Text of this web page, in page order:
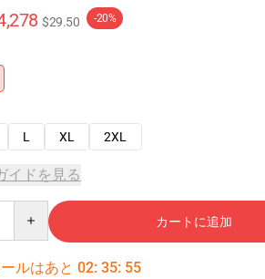
$29.50 -20%
L XL 2XL
イドを見る
カートに追加
ルはあと 02: 35: 54